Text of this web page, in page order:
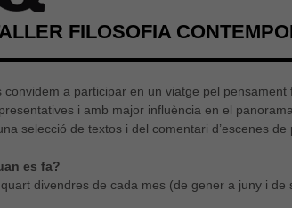
FILOSOFIA
convidem a participar en un viatge pel
i amb major influència en el
selecció de textos i del comentari d’escenes
es fa?
quart divendres de cada mes (de gener a juny i